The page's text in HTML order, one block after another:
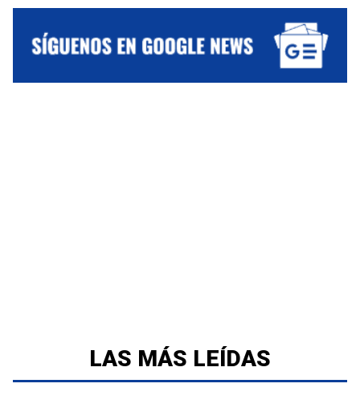
LAS MÁS LEÍDAS